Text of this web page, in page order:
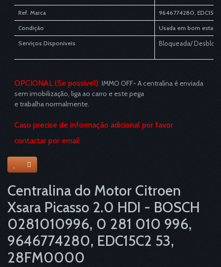
Ref. Marca 9646774280,
Condição Usada em bom estado
Serviços Disponiveis Bloqueada/
OPCIONAL (Se possivel): IMMO OFF- A centralina é enviada
sem imobilização, liga ao carro e este pega
e trabalha normalmente.
Caso precise de informação adicional por favor
contactar por email
Centralina do Motor Citroen
Xsara Picasso 2.0 HDI - BOSCH
0281010996, 0 281 010 996,
9646774280, EDC15C2 53,
28FM0000